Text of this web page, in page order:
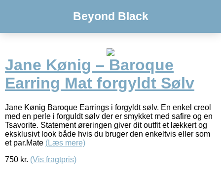
Beyond Black
Jane Kønig – Baroque
Earring Mat forgyldt Sølv
Jane Kønig Baroque Earrings i forgyldt sølv. En enkel creol
med en perle i forguldt sølv der er smykket med safire og en
Tsavorite. Statement øreringen giver dit outfit et lækkert og
eksklusivt look både hvis du bruger den enkeltvis eller som
et par.Mate (Læs mere)
750 kr. (Vis fragtpris)